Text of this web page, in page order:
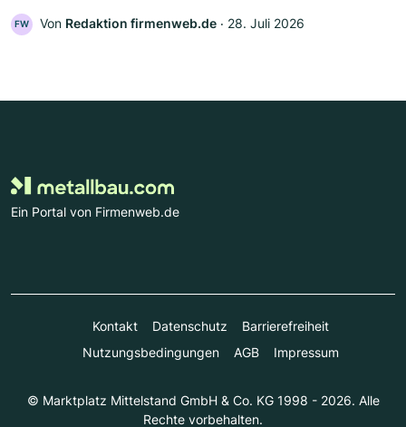
FW Von Redaktion firmenweb.de ‧ 28. Juli 2026
Ein Portal von Firmenweb.de
Kontakt Datenschutz
Barrierefreiheit
Nutzungsbedingungen
AGB Impressum
© Marktplatz Mittelstand GmbH & Co. KG 1998 - 2026. Alle
Rechte vorbehalten.